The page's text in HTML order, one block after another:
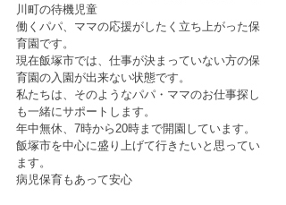
川町の待機児童
働くパパ、ママの応援がしたく立ち上がった保
育園です。
現在飯塚市では、仕事が決まっていない方の保
育園の入園が出来ない状態です。
私たちは、そのようなパパ・ママのお仕事探し
も一緒にサポートします。
年中無休、7時から20時まで開園しています。
飯塚市を中心に盛り上げて行きたいと思ってい
ます。
病児保育もあって安心